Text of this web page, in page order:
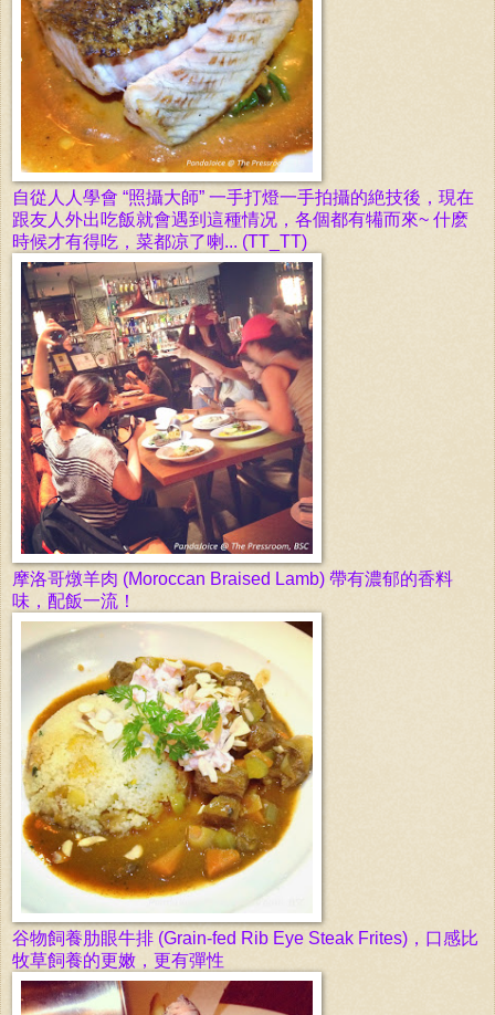
自從人人學會 “照攝大師” 一手打燈一手拍攝的絶技後，現在
跟友人外出吃飯就會遇到這種情况，各個都有犕而來~ 什麽
時候才有得吃，菜都凉了喇... (TT_TT)
摩洛哥燉羊肉 (Moroccan Braised Lamb) 帶有濃郁的香料
味，配飯一流！
谷物飼養肋眼牛排 (Grain-fed Rib Eye Steak Frites)，口感比
牧草飼養的更嫩，更有彈性